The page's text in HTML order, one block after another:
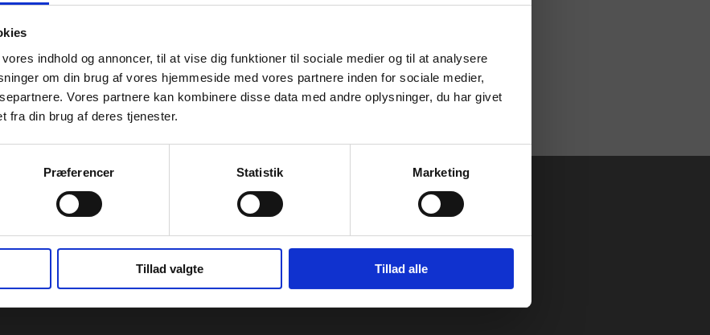
indhold og annoncer, til at vise dig funktioner til sociale medier og til at analysere
om din brug af vores hjemmeside med vores partnere inden for sociale medier,
Vores partnere kan kombinere disse data med andre oplysninger, du har givet
fra din brug af deres tjenester.
Præferencer Statistik Marketing
Tillad valgte Tillad alle